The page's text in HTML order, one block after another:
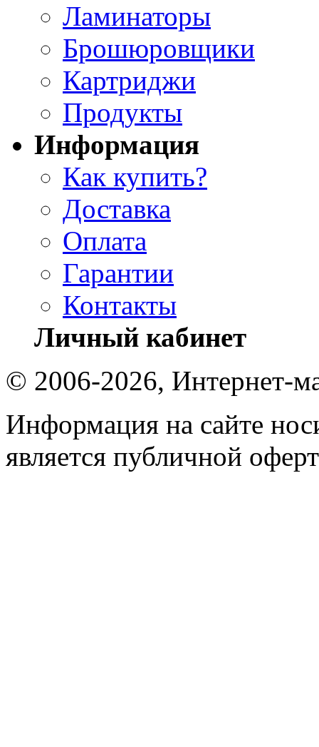
Ламинаторы
Брошюровщики
Картриджи
Продукты
Информация
Как купить?
Доставка
Оплата
Гарантии
Контакты
Личный кабинет
© 2006-2026, Интернет-
Информация на сайте
является публичной